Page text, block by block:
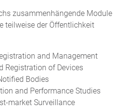
zusammenhängende Module
teilweise der Öffentlichkeit
and Management
Registration of Devices
Bodies
and Performance Studies
market Surveillance